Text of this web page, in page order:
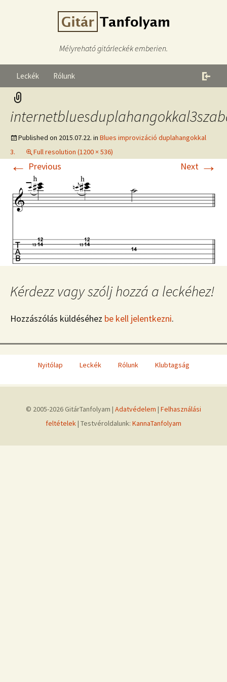
Mélyreható gitárleckék emberien.
Leckék Rólunk
Published on 2015.07.22. in Blues improvizáció duplahangokkal
3.
Full resolution (1200 × 536)
← Previous Next →
Kérdezz vagy szólj hozzá a leckéhez!
Hozzászólás küldéséhez be kell jelentkezni.
Nyitólap Leckék Rólunk Klubtagság
© 2005-2026 GitárTanfolyam | Adatvédelem | Felhasználási
feltételek| Testvéroldalunk: KannaTanfolyam